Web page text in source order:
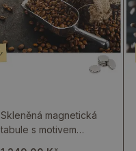
Skleněná magnetická
tabule s motivem